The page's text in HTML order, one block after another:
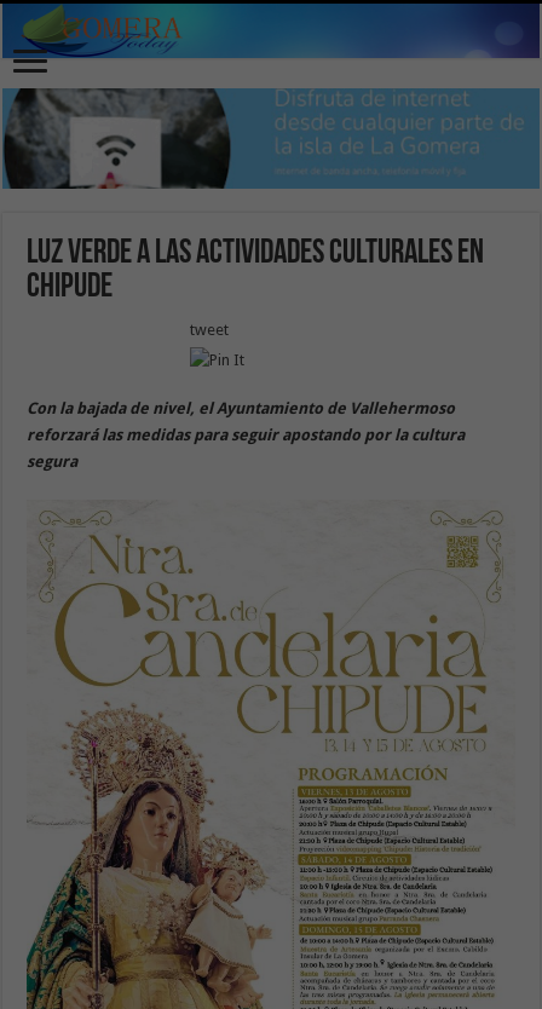
Luz verde a las actividades culturales en
Chipude
tweet
Con la bajada de nivel, el Ayuntamiento de Vallehermoso
reforzará las medidas para seguir apostando por la cultura
segura